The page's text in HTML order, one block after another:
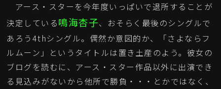
アース・スターを今年度いっぱいで退所することが
決定している鳴海杏子、おそらく最後のシングルで
あろう4thシングル。偶然か意図的か、「さよならフ
ルムーン」というタイトルは置き土産のよう。彼女の
ブログを読むに、アース・スター作品以外に出演でき
る見込みがないから他所で勝負・・・とかではなく、